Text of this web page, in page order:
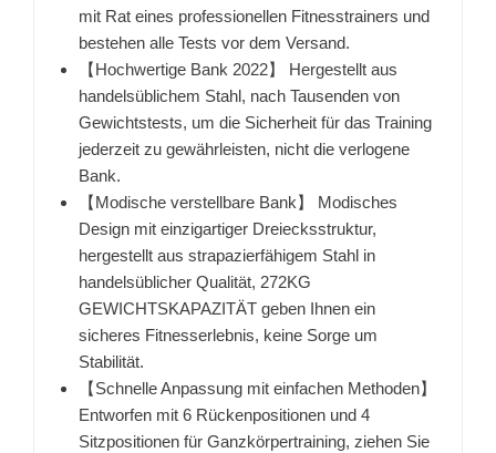
mit Rat eines professionellen Fitnesstrainers und
bestehen alle Tests vor dem Versand.
【Hochwertige Bank 2022】 Hergestellt aus
handelsüblichem Stahl, nach Tausenden von
Gewichtstests, um die Sicherheit für das Training
jederzeit zu gewährleisten, nicht die verlogene
Bank.
【Modische verstellbare Bank】 Modisches
Design mit einzigartiger Dreiecksstruktur,
hergestellt aus strapazierfähigem Stahl in
handelsüblicher Qualität, 272KG
GEWICHTSKAPAZITÄT geben Ihnen ein
sicheres Fitnesserlebnis, keine Sorge um
Stabilität.
【Schnelle Anpassung mit einfachen Methoden】
Entworfen mit 6 Rückenpositionen und 4
Sitzpositionen für Ganzkörpertraining, ziehen Sie